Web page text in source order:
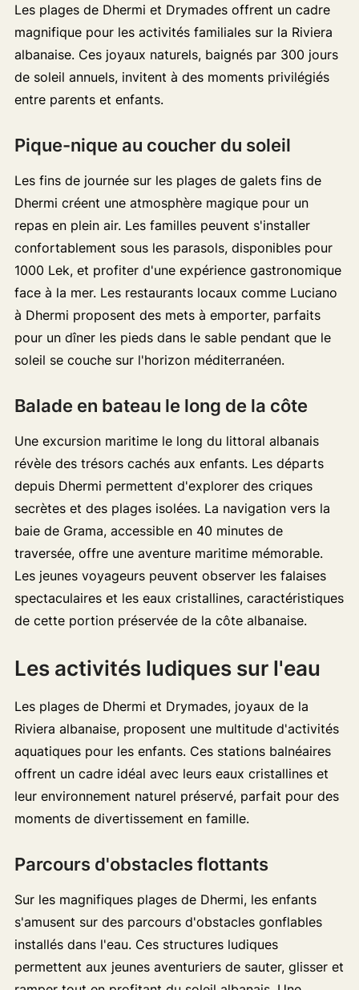
Les plages de Dhermi et Drymades offrent un cadre
magnifique pour les activités familiales sur la Riviera
albanaise. Ces joyaux naturels, baignés par 300 jours
de soleil annuels, invitent à des moments privilégiés
entre parents et enfants.
Pique-nique au coucher du soleil
Les fins de journée sur les plages de galets fins de
Dhermi créent une atmosphère magique pour un
repas en plein air. Les familles peuvent s'installer
confortablement sous les parasols, disponibles pour
1000 Lek, et profiter d'une expérience gastronomique
face à la mer. Les restaurants locaux comme Luciano
à Dhermi proposent des mets à emporter, parfaits
pour un dîner les pieds dans le sable pendant que le
soleil se couche sur l'horizon méditerranéen.
Balade en bateau le long de la côte
Une excursion maritime le long du littoral albanais
révèle des trésors cachés aux enfants. Les départs
depuis Dhermi permettent d'explorer des criques
secrètes et des plages isolées. La navigation vers la
baie de Grama, accessible en 40 minutes de
traversée, offre une aventure maritime mémorable.
Les jeunes voyageurs peuvent observer les falaises
spectaculaires et les eaux cristallines, caractéristiques
de cette portion préservée de la côte albanaise.
Les activités ludiques sur l'eau
Les plages de Dhermi et Drymades, joyaux de la
Riviera albanaise, proposent une multitude d'activités
aquatiques pour les enfants. Ces stations balnéaires
offrent un cadre idéal avec leurs eaux cristallines et
leur environnement naturel préservé, parfait pour des
moments de divertissement en famille.
Parcours d'obstacles flottants
Sur les magnifiques plages de Dhermi, les enfants
s'amusent sur des parcours d'obstacles gonflables
installés dans l'eau. Ces structures ludiques
permettent aux jeunes aventuriers de sauter, glisser et